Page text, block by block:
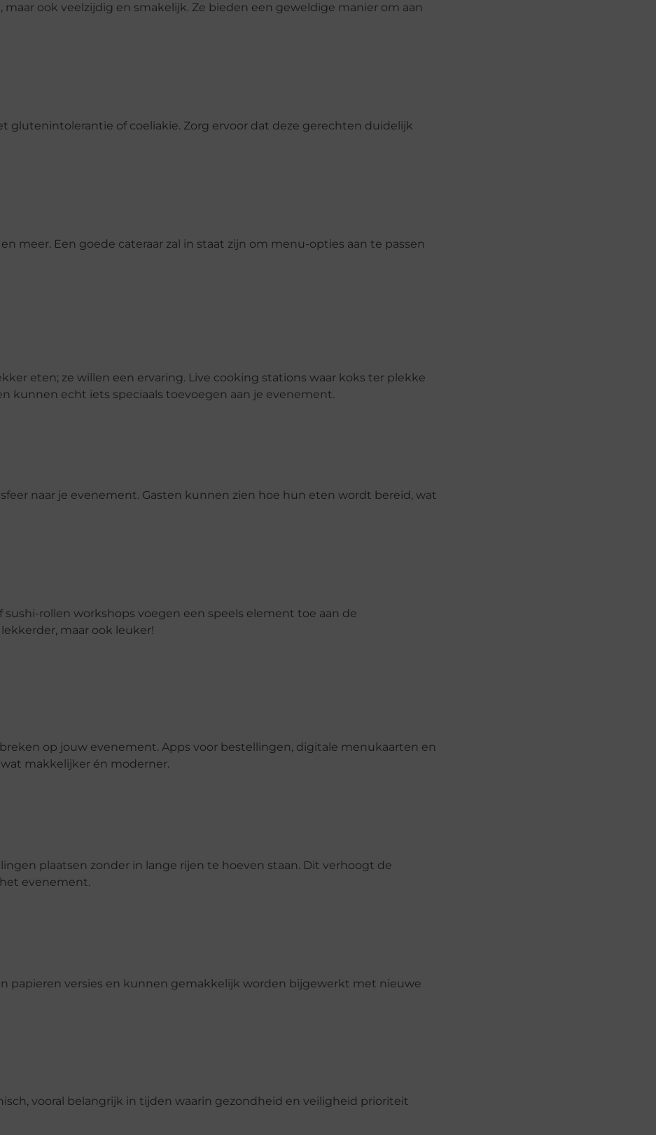
ook veelzijdig en smakelijk. Ze bieden een geweldige manier om aan
glutenintolerantie of coeliakie. Zorg ervoor dat deze gerechten duidelijk
meer. Een goede cateraar zal in staat zijn om menu-opties aan te passen
eten; ze willen een ervaring. Live cooking stations waar koks ter plekke
kunnen echt iets speciaals toevoegen aan je evenement.
naar je evenement. Gasten kunnen zien hoe hun eten wordt bereid, wat
rollen workshops voegen een speels element toe aan de
maar ook leuker!
op jouw evenement. Apps voor bestellingen, digitale menukaarten en
makkelijker én moderner.
plaatsen zonder in lange rijen te hoeven staan. Dit verhoogt de
evenement.
papieren versies en kunnen gemakkelijk worden bijgewerkt met nieuwe
vooral belangrijk in tijden waarin gezondheid en veiligheid prioriteit